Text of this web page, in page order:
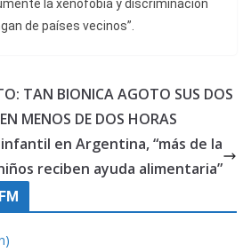
la xenofobia y discriminación
de países vecinos”.
TAN BIONICA AGOTO SUS DOS
MENOS DE DOS HORAS
en Argentina, “más de la
reciben ayuda alimentaria”